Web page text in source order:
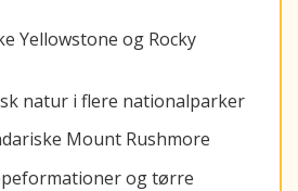
Yellowstone og Rocky
natur i flere nationalparker
Mount Rushmore
og tørre